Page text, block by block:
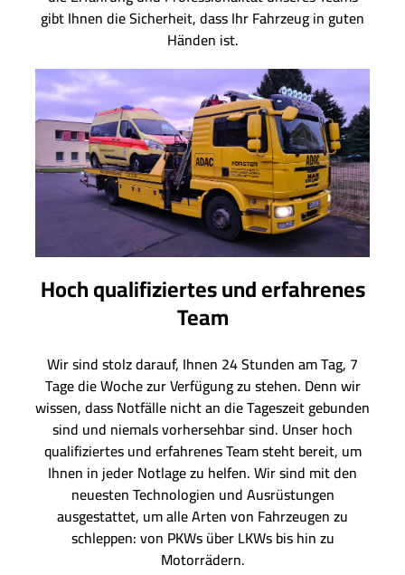
gibt Ihnen die Sicherheit, dass Ihr Fahrzeug in guten
Händen ist.
Hoch qualifiziertes und erfahrenes
Team
Wir sind stolz darauf, Ihnen 24 Stunden am Tag, 7
Tage die Woche zur Verfügung zu stehen. Denn wir
wissen, dass Notfälle nicht an die Tageszeit gebunden
sind und niemals vorhersehbar sind. Unser hoch
qualifiziertes und erfahrenes Team steht bereit, um
Ihnen in jeder Notlage zu helfen. Wir sind mit den
neuesten Technologien und Ausrüstungen
ausgestattet, um alle Arten von Fahrzeugen zu
schleppen: von PKWs über LKWs bis hin zu
Motorrädern.